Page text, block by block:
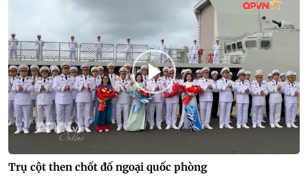
Trụ cột then chốt đố ngoại quốc phòng